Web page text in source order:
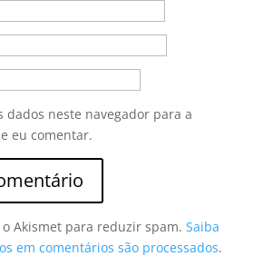
dados neste navegador para a
eu comentar.
Akismet para reduzir spam. Saiba
em comentários são processados.